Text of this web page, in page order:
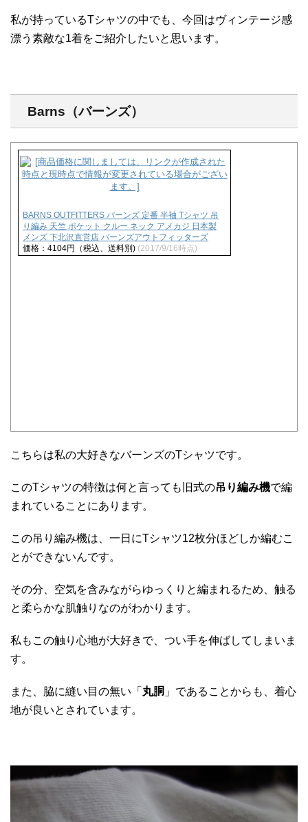
私が持っているTシャツの中でも、今回はヴィンテージ感
漂う素敵な1着をご紹介したいと思います。
Barns（バーンズ）
BARNS OUTFITTERS バーンズ 定番 半袖 Tシャツ 吊
り編み 天竺 ポケット クルー ネック アメカジ 日本製
メンズ 下北沢直営店 バーンズアウトフィッターズ
価格：4104円（税込、送料別) (2017/9/16時点)
こちらは私の大好きなバーンズのTシャツです。
このTシャツの特徴は何と言っても旧式の吊り編み機で編
まれていることにあります。
この吊り編み機は、一日にTシャツ12枚分ほどしか編むこ
とができないんです。
その分、空気を含みながらゆっくりと編まれるため、触る
と柔らかな肌触りなのがわかります。
私もこの触り心地が大好きで、つい手を伸ばしてしまいま
す。
また、脇に縫い目の無い「 丸胴 」であることからも、着心
地が良いとされています。